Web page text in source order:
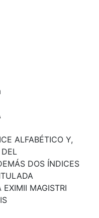
ALFABÉTICO Y,
DOS ÍNDICES
EXIMII MAGISTRI